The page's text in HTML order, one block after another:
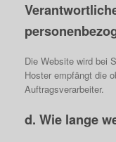
Die Website wird bei
Hoster empfängt die
Auftragsverarbeiter.
d. Wie lange